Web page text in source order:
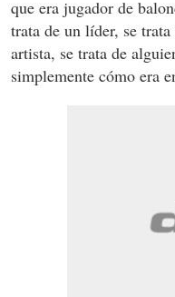
que era jugador de
trata de un líder, se
artista, se trata de
simplemente cómo era